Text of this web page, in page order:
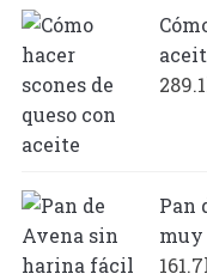
Pan
muy